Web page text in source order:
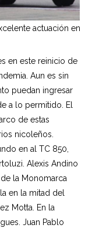
actuación en
en este reinicio de
Aun es sin
puedan ingresar
a lo permitido. El
de estas
nicoleños.
en al TC 850,
Alexis Andino
la Monomarca
en la mitad del
Motta. En la
Juan Pablo